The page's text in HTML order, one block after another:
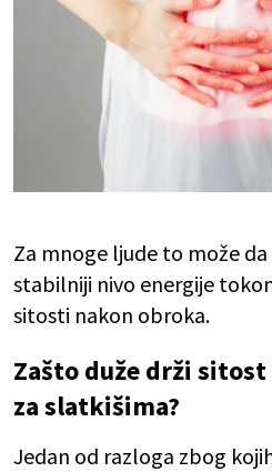
Za mnoge ljude to može
stabilniji nivo energije
sitosti nakon obroka.
Zašto duže drži
za slatkišima?
Jedan od razloga zbog